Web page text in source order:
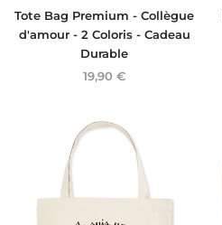
Tote Bag Premium - Collègue
d'amour - 2 Coloris - Cadeau
Durable
19,90 €